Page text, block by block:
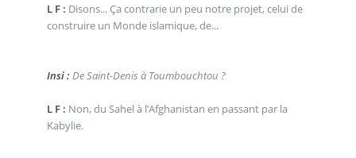
L F : Disons... Ça contrarie un peu notre projet, celui de
construire un Monde islamique, de...
Insi : De Saint-Denis à Toumbouchtou ?
L F : Non, du Sahel à l’Afghanistan en passant par la
Kabylie.